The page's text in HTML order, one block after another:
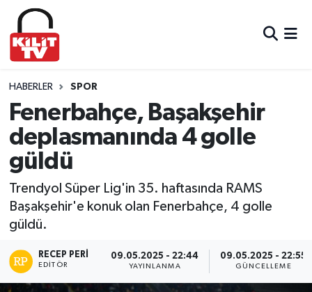
HABERLER SPOR
Fenerbahçe, Başakşehir
deplasmanında 4 golle
güldü
Trendyol Süper Lig'in 35. haftasında RAMS
Başakşehir'e konuk olan Fenerbahçe, 4 golle
güldü.
RECEP PERI
EDITÖR
09.05.2025 - 22:44
YAYINLANMA
09.05.2025 - 22:55
GÜNCELLEME
Hava Durumu
Trafik Durumu
Süper Lig Puan Durumu ve Fikstür
Tüm Manşetler
Son Dakika Haberleri
Haber Arşivi